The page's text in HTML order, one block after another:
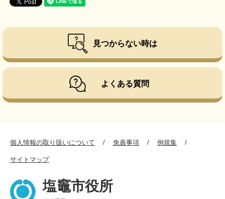
見つからない時は
よくある質問
個人情報の取り扱いについて 免責事項 例規集
サイトマップ
塩竈市役所